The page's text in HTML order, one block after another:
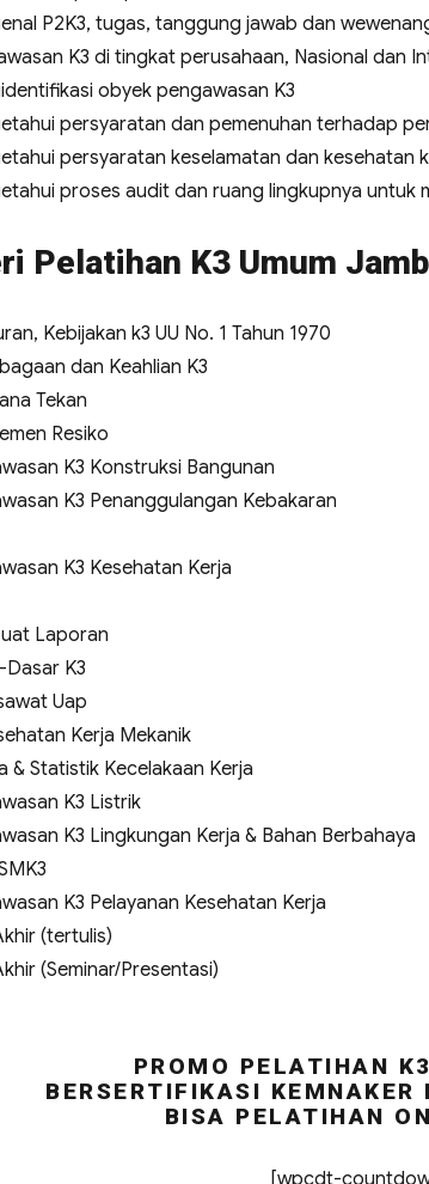
P2K3, tugas, tanggung jawab dan
K3 di tingkat perusahaan, Nasional dan
obyek pengawasan K3
persyaratan dan pemenuhan terhadap
persyaratan keselamatan dan kesehatan
proses audit dan ruang lingkupnya untuk
Pelatihan K3 Umum
Kebijakan k3 UU No. 1 Tahun 1970
dan Keahlian K3
Tekan
Resiko
K3 Konstruksi Bangunan
K3 Penanggulangan Kebakaran
K3 Kesehatan Kerja
Laporan
K3
Uap
Kerja Mekanik
& Statistik Kecelakaan Kerja
K3 Listrik
K3 Lingkungan Kerja & Bahan Berbahaya
K3 Pelayanan Kesehatan Kerja
(tertulis)
(Seminar/Presentasi)
PROMO PELATIHAN
BERSERTIFIKASI
BISA PELATIHAN
[wpcdt-